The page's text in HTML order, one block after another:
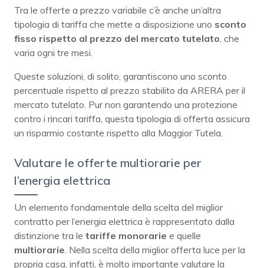
Tra le offerte a prezzo variabile c’è anche un’altra
tipologia di tariffa che mette a disposizione uno sconto
fisso rispetto al prezzo del mercato tutelato , che
varia ogni tre mesi.
Queste soluzioni, di solito, garantiscono uno sconto
percentuale rispetto al prezzo stabilito da ARERA per il
mercato tutelato. Pur non garantendo una protezione
contro i rincari tariffa, questa tipologia di offerta assicura
un risparmio costante rispetto alla Maggior Tutela.
Valutare le offerte multiorarie per
l’energia elettrica
Un elemento fondamentale della scelta del miglior
contratto per l’energia elettrica è rappresentato dalla
distinzione tra le tariffe monorarie e quelle
multiorarie . Nella scelta della miglior offerta luce per la
propria casa, infatti, è molto importante valutare la